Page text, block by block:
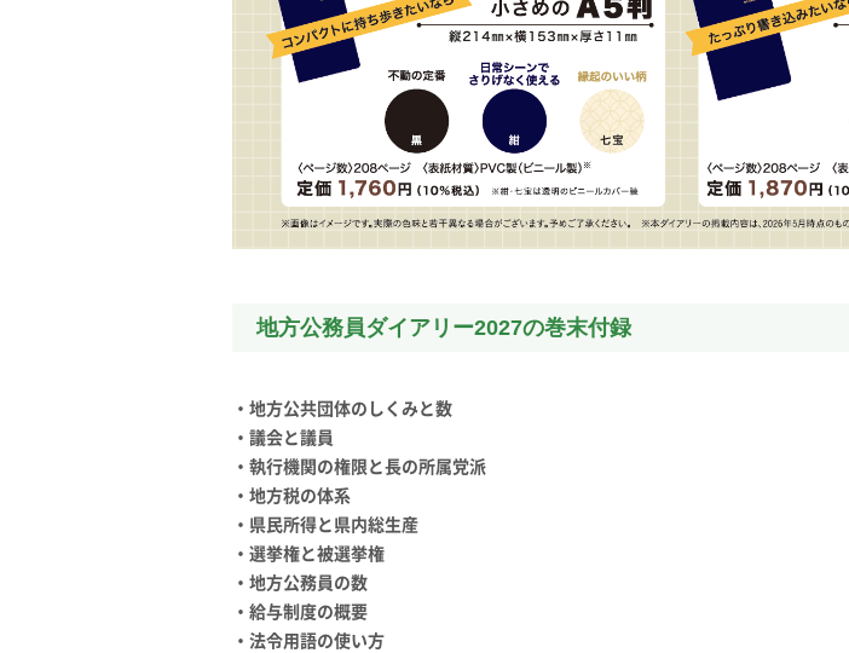
地方公務員ダイアリー2027の巻末付録
・地方公共団体のしくみと数
・議会と議員
・執行機関の権限と長の所属党派
・地方税の体系
・県民所得と県内総生産
・選挙権と被選挙権
・地方公務員の数
・給与制度の概要
・法令用語の使い方